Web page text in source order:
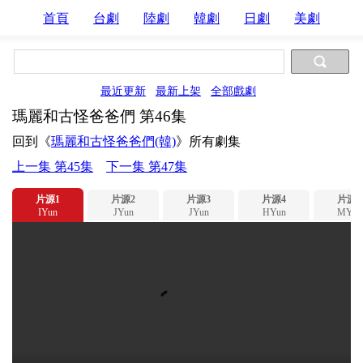
首頁 台劇 陸劇 韓劇 日劇 美劇
最近更新 最新上架 全部戲劇
瑪麗和古怪爸爸們 第46集
回到《瑪麗和古怪爸爸們(韓)》所有劇集
上一集 第45集
下一集 第47集
片源1
IYun
片源2
JYun
片源3
JYun
片源4
HYun
片源5
MYun